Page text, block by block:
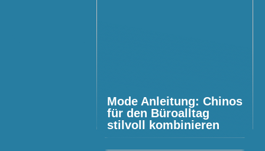
Mode Anleitung: Chinos
für den Büroalltag
stilvoll kombinieren